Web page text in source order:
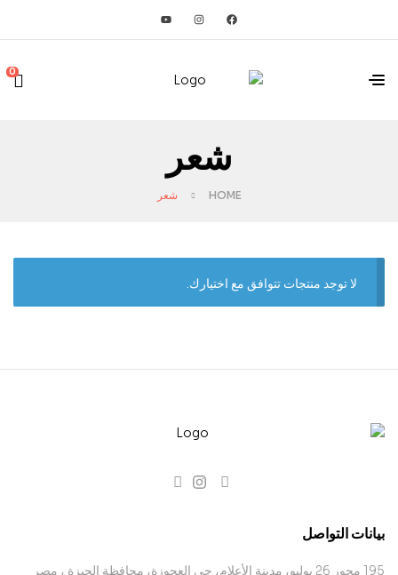
0
شعر
HOME شعر
لا توجد منتجات تتوافق مع اختيارك.
بيانات التواصل
195 محور 26 يوليو، مدينة الأعلام، حي العجوزة، محافظة الجيزة ، مصر